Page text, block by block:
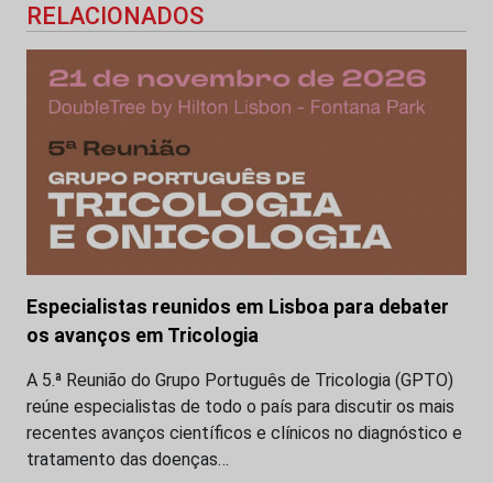
RELACIONADOS
Especialistas reunidos em Lisboa para debater
os avanços em Tricologia
A 5.ª Reunião do Grupo Português de Tricologia (GPTO)
reúne especialistas de todo o país para discutir os mais
recentes avanços científicos e clínicos no diagnóstico e
tratamento das doenças…